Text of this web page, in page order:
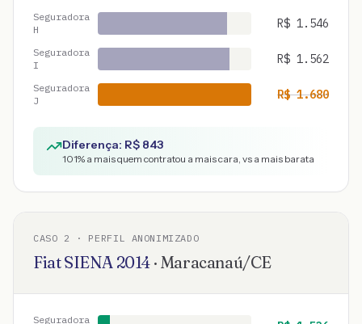
Seguradora
H
R$ 1.546
Seguradora
I
R$ 1.562
Seguradora
J
R$1.680
Diferença: R$ 843
101% a mais quem contratou a mais cara, vs a mais barata
CASO 2 · PERFIL ANONIMIZADO
FiatSIENA 2014 · Maracanaú/CE
Seguradora